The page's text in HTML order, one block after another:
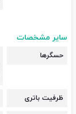
سایر مشخصات
حسگرها
ظرفیت باتری